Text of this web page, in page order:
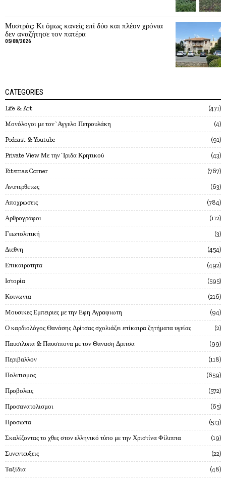
Μυστράς: Κι όμως κανείς επί δύο και πλέον χρόνια
δεν αναζήτησε τον πατέρα
05/08/2026
CATEGORIES
Life & Art 471
Mονόλογοι με τον`Αγγελο Πετρουλάκη 4
Podcast & Youtube 91
Private View Με την`Ιριδα Κρητικού 43
Ritsmas Corner 767
Ανυπερθετως 63
Αποχρωσεις 784
Αρθρογράφοι 112
Γεωπολιτική 3
Διεθνη 454
Επικαιροτητα 492
Ιστορία 595
Κοινωνια 216
Μουσικες Εμπειριες με την Εφη Αγραφιωτη 94
Ο καρδιολόγος Θανάσης Δρίτσας σχολιάζει επίκαιρα ζητήματα υγείας 2
Παυσιλυπα & Παυσιπονα με τον Θαναση Δριτσα 99
Περιβαλλον 118
Πολιτισμος 659
Προβολεις 572
Προσανατολισμοι 65
Προσωπα 513
Σκαλίζοντας το χθες στον ελληνικό τύπο με την Χριστίνα Φίλιππα 19
Συνεντευξεις 22
Ταξίδια 48